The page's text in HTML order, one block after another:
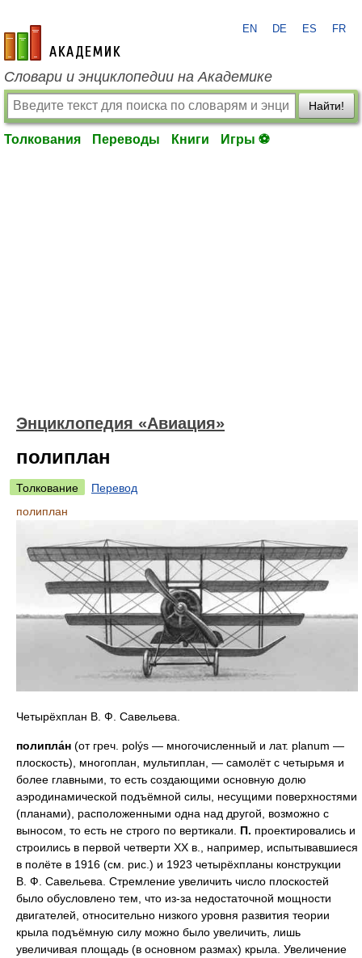
academic.ru
EN DE ES FR
Словари и энциклопедии на Академике
Найти!
Толкования Переводы Книги Игры ⚽
Энциклопедия «Авиация»
полиплан
Толкование
Перевод
полиплан
Четырёхплан В. Ф. Савельева.
полипла́н (от греч. polýs — многочисленный и лат. planum —
плоскость),
многоплан мультиплан , — самолёт с четырьмя и
более главными, то есть создающими основную долю
аэродинамической подъёмной силы, несущими поверхностями
(планами), расположенными одна над другой, возможно с
выносом, то есть не строго по вертикали. П. проектировались и
строились в первой четверти XX в., например, испытывавшиеся
в полёте в 1916 (см. рис.) и 1923 четырёхпланы конструкции
В. Ф. Савельева. Стремление увеличить число плоскостей
было обусловлено тем, что из-за недостаточной мощности
двигателей, относительно низкого уровня развития теории
крыла подъёмную силу можно было увеличить, лишь
увеличивая площадь (в основном размах) крыла. Увеличение